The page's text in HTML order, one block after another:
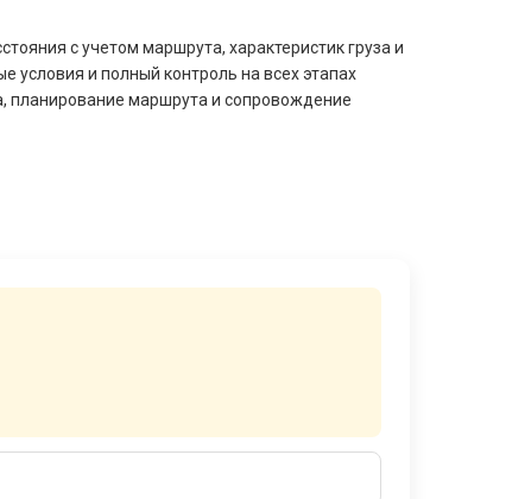
с учетом маршрута, характеристик груза и
условия и полный контроль на всех этапах
планирование маршрута и сопровождение